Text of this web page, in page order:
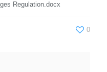
Regulation.docx
0